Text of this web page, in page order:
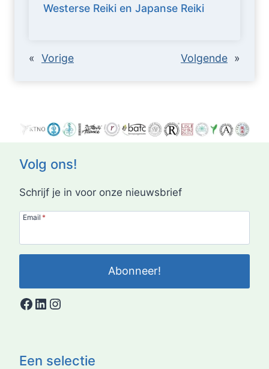
Westerse Reiki en Japanse Reiki
« Vorige Volgende »
Een selectie
Volg ons!
Schrijf je in voor onze nieuwsbrief
Email *
Abonneer!
Facebook
LinkedIn
Instagram